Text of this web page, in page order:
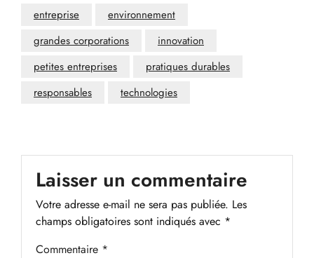
entreprise
environnement
grandes corporations
innovation
petites entreprises
pratiques durables
responsables
technologies
Laisser un commentaire
Votre adresse e-mail ne sera pas publiée. Les
champs obligatoires sont indiqués avec *
Commentaire *